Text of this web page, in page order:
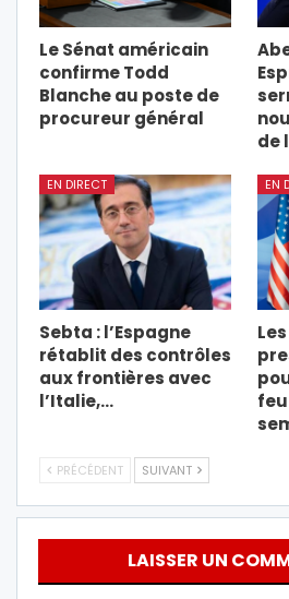
Le Sénat américain
confirme Todd
Blanche au poste de
procureur général
de
EN DIRECT
Sebta : l’Espagne
rétablit des contrôles
aux frontières avec
l’Italie,…
EN
PRÉCÉDENT SUIVANT
LAISSER UN